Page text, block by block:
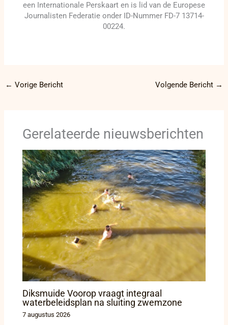
een Internationale Perskaart en is lid van de Europese
Journalisten Federatie onder ID-Nummer FD-7 13714-
00224.
← Vorige Bericht Volgende Bericht →
Gerelateerde nieuwsberichten
Diksmuide Voorop vraagt integraal
waterbeleidsplan na sluiting zwemzone
7 augustus 2026